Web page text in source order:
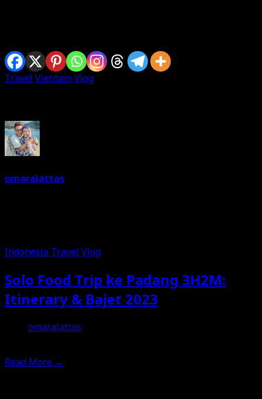
Travel VietnamVlog
omaralattas
Indonesia Travel Vlog
Solo Food Trip ke Padang 3H2M:
Itinerary & Bajet 2023
omaralattas
Read More →